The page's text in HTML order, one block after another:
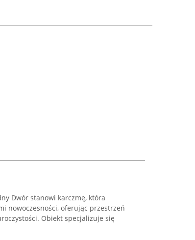
Dwór stanowi karczmę, która
nowoczesności, oferując przestrzeń
Obiekt specjalizuje się